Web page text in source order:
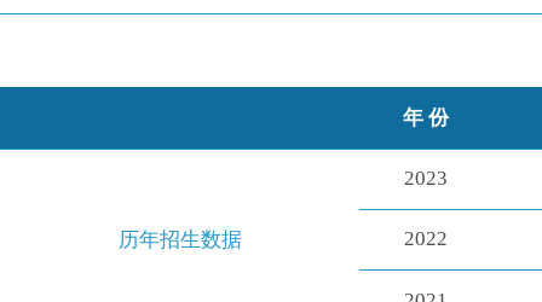
年 份
历年招生数据
2023
2022